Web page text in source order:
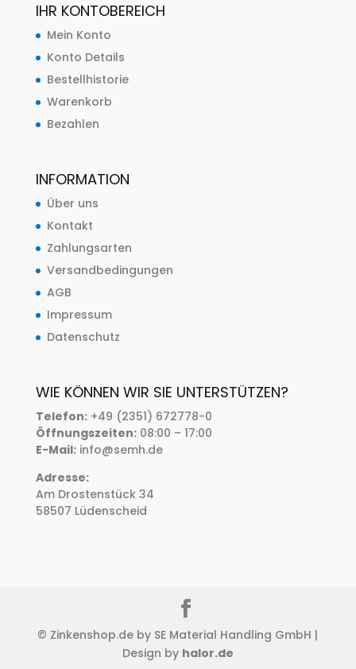
IHR KONTOBEREICH
Mein Konto
Konto Details
Bestellhistorie
Warenkorb
Bezahlen
INFORMATION
Über uns
Kontakt
Zahlungsarten
Versandbedingungen
AGB
Impressum
Datenschutz
WIE KÖNNEN WIR SIE UNTERSTÜTZEN?
Telefon:+49 (2351) 672778-0
Öffnungszeiten:08:00 – 17:00
E-Mail:info@semh.de
Adresse:
Am Drostenstück 34
58507 Lüdenscheid
© Zinkenshop.de by SE Material Handling GmbH |
Design by halor.de